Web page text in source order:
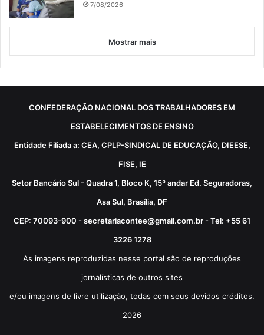
7/08/2026
Mostrar mais
CONFEDERAÇÃO NACIONAL DOS TRABALHADORES EM
ESTABELECIMENTOS DE ENSINO
Entidade Filiada a: CEA, CPLP-SINDICAL DE EDUCAÇÃO, DIEESE,
FISE, IE
Setor Bancário Sul - Quadra 1, Bloco K, 15º andar Ed. Seguradoras,
Asa Sul, Brasília, DF
CEP: 70093-900 - secretariacontee@gmail.com.br - Tel: +55 61
3226 1278
As imagens reproduzidas nesse portal são de reproduções
jornalísticas de outros sites
e/ou imagens de livre utilização, todas com seus devidos créditos.
2026